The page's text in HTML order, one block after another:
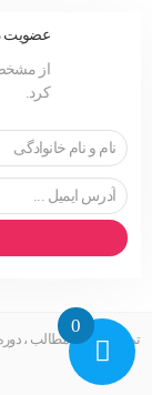
عضویت
از
کرد.
تمامی حقوق مطالب ،
0